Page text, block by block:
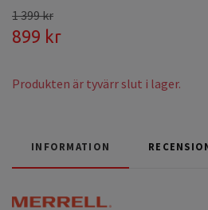
1 399 kr
899 kr
Produkten är tyvärr slut i lager.
INFORMATION